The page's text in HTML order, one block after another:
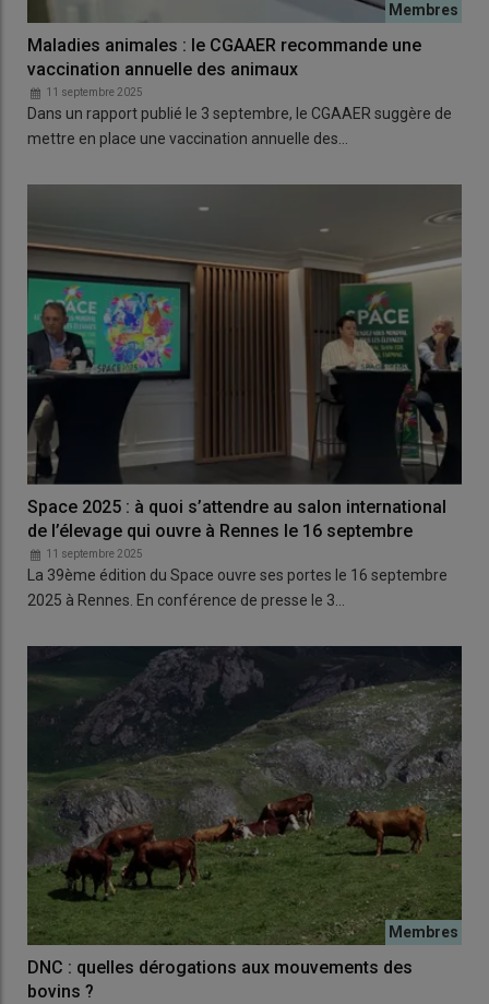
Maladies animales : le CGAAER recommande une
vaccination annuelle des animaux
11 septembre 2025
Dans un rapport publié le 3 septembre, le CGAAER suggère de
mettre en place une vaccination annuelle des…
Space 2025 : à quoi s’attendre au salon international
de l’élevage qui ouvre à Rennes le 16 septembre
11 septembre 2025
La 39ème édition du Space ouvre ses portes le 16 septembre
2025 à Rennes. En conférence de presse le 3…
DNC : quelles dérogations aux mouvements des
bovins ?